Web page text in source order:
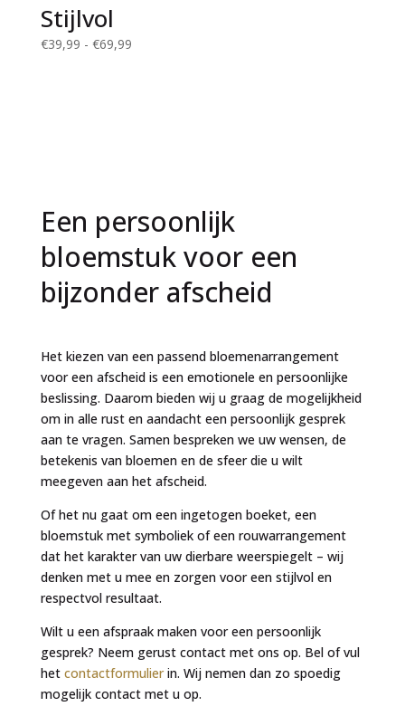
Stijlvol
€39,99 - €69,99Prijsklasse:
Een persoonlijk
bloemstuk voor een
bijzonder afscheid
Het kiezen van een passend bloemenarrangement
voor een afscheid is een emotionele en persoonlijke
beslissing. Daarom bieden wij u graag de mogelijkheid
om in alle rust en aandacht een persoonlijk gesprek
aan te vragen. Samen bespreken we uw wensen, de
betekenis van bloemen en de sfeer die u wilt
meegeven aan het afscheid.
Of het nu gaat om een ingetogen boeket, een
bloemstuk met symboliek of een rouwarrangement
dat het karakter van uw dierbare weerspiegelt – wij
denken met u mee en zorgen voor een stijlvol en
respectvol resultaat.
Wilt u een afspraak maken voor een persoonlijk
gesprek? Neem gerust contact met ons op. Bel of vul
het contactformulierin. Wij nemen dan zo spoedig
mogelijk contact met u op.